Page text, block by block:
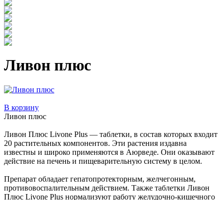
Ливон плюс
В корзину
Ливон плюс
Ливон Плюс Livone Plus — таблетки, в состав которых входит
20 растительных компонентов. Эти растения издавна
известны и широко применяются в Аюрведе. Они оказывают
действие на печень и пищеварительную систему в целом.
Препарат обладает гепатопротекторным, желчегонным,
противовоспалительным действием. Также таблетки Ливон
Плюс Livone Plus нормализуют работу желудочно-кишечного